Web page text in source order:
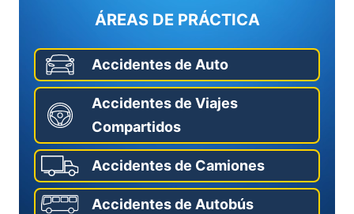
ÁREAS DE PRÁCTICA
Accidentes de Auto
Accidentes de Viajes
Compartidos
Accidentes de Camiones
Accidentes de Autobús